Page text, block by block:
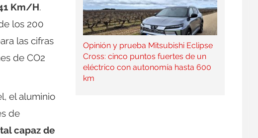
Km/H.
los 200
las cifras
de CO2
el aluminio
de
capaz de
Opinión y prueba Mitsubishi Eclipse
Cross: cinco puntos fuertes de un
eléctrico con autonomía hasta 600
km